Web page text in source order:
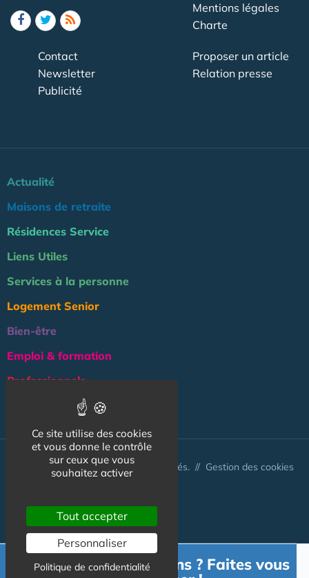
Mentions légales
Charte
Contact
Newsletter
Publicité
Proposer un article
Relation presse
Actualité
Maisons de retraite
Résidences Service
Liens Utiles
Services à la personne
Logement Senior
Bien-être
Emploi & formation
Professionnels
NOS AUTRES SITES :
© Australis 2026 - Tous droits réservés. // Gestion des cookies
Besoin d'informations ? Faites vous
Ce site utilise des cookies
et vous donne le contrôle
sur ceux que vous
souhaitez activer
Tout accepter
Personnaliser
Politique de confidentialité